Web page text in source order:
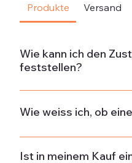
Produkte Versand
Wie kann ich den
feststellen?
NeuDie Uhr ist neu und
auf.Neuwertig &
alten Beständen stammt,
Gebrauchsspuren von der
Wie weiss ich, ob
Die Verfügbarkeit wird in
angegeben und ist wie
Ist in meinem Kauf